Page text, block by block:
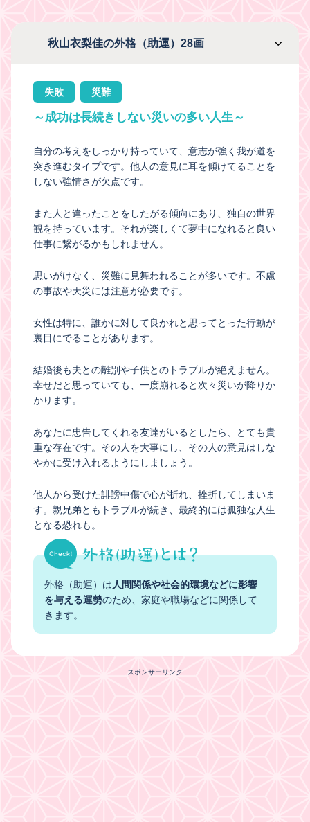
秋山衣梨佳の外格（助運）28画
失敗 災難
～成功は長続きしない災いの多い人生～
自分の考えをしっかり持っていて、意志が強く我が道を
突き進むタイプです。他人の意見に耳を傾けてることを
しない強情さが欠点です。
また人と違ったことをしたがる傾向にあり、独自の世界
観を持っています。それが楽しくて夢中になれると良い
仕事に繋がるかもしれません。
思いがけなく、災難に見舞われることが多いです。不慮
の事故や天災には注意が必要です。
女性は特に、誰かに対して良かれと思ってとった行動が
裏目にでることがあります。
結婚後も夫との離別や子供とのトラブルが絶えません。
幸せだと思っていても、一度崩れると次々災いが降りか
かります。
あなたに忠告してくれる友達がいるとしたら、とても貴
重な存在です。その人を大事にし、その人の意見はしな
やかに受け入れるようにしましょう。
他人から受けた誹謗中傷で心が折れ、挫折してしまいま
す。親兄弟ともトラブルが続き、最終的には孤独な人生
となる恐れも。
外格（助運）は 人間関係や社会的環境などに影響
を与える運勢のため、家庭や職場などに関係して
きます。
スポンサーリンク